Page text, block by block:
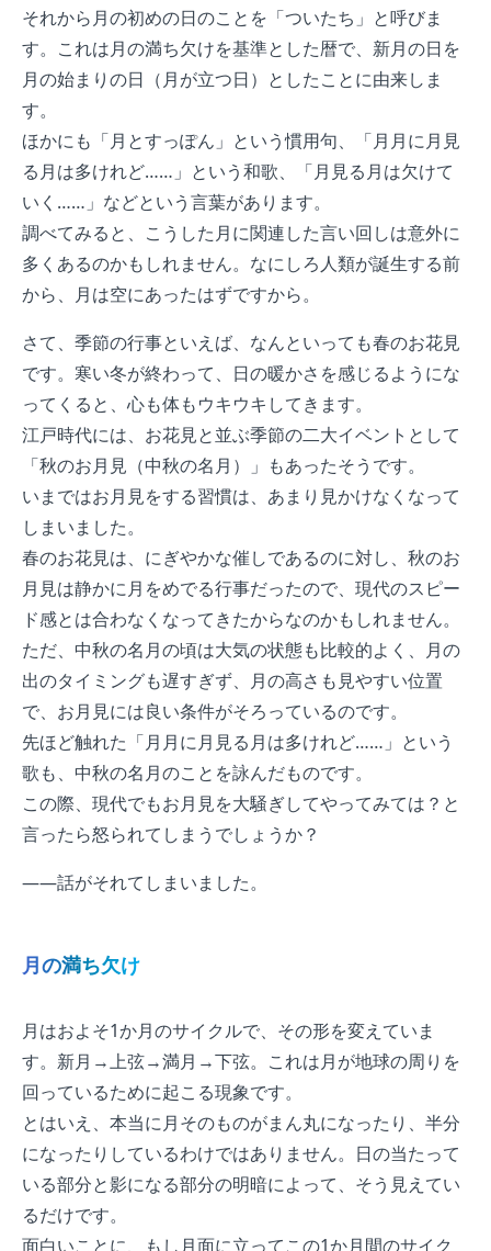
それから月の初めの日のことを「ついたち」と呼びま
す。これは月の満ち欠けを基準とした暦で、新月の日を
月の始まりの日（月が立つ日）としたことに由来しま
す。
ほかにも「月とすっぽん」という慣用句、「月月に月見
る月は多けれど……」という和歌、「月見る月は欠けて
いく……」などという言葉があります。
調べてみると、こうした月に関連した言い回しは意外に
多くあるのかもしれません。なにしろ人類が誕生する前
から、月は空にあったはずですから。
さて、季節の行事といえば、なんといっても春のお花見
です。寒い冬が終わって、日の暖かさを感じるようにな
ってくると、心も体もウキウキしてきます。
江戸時代には、お花見と並ぶ季節の二大イベントとして
「秋のお月見（中秋の名月）」もあったそうです。
いまではお月見をする習慣は、あまり見かけなくなって
しまいました。
春のお花見は、にぎやかな催しであるのに対し、秋のお
月見は静かに月をめでる行事だったので、現代のスピー
ド感とは合わなくなってきたからなのかもしれません。
ただ、中秋の名月の頃は大気の状態も比較的よく、月の
出のタイミングも遅すぎず、月の高さも見やすい位置
で、お月見には良い条件がそろっているのです。
先ほど触れた「月月に月見る月は多けれど……」という
歌も、中秋の名月のことを詠んだものです。
この際、現代でもお月見を大騒ぎしてやってみては？と
言ったら怒られてしまうでしょうか？
——話がそれてしまいました。
月の満ち欠け
月はおよそ1か月のサイクルで、その形を変えていま
す。新月→上弦→満月→下弦。これは月が地球の周りを
回っているために起こる現象です。
とはいえ、本当に月そのものがまん丸になったり、半分
になったりしているわけではありません。日の当たって
いる部分と影になる部分の明暗によって、そう見えてい
るだけです。
面白いことに、もし月面に立ってこの1か月間のサイク